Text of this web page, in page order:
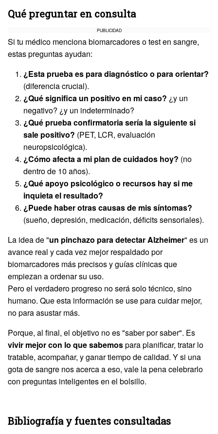
Qué preguntar en consulta
PUBLICIDAD
Si tu médico menciona biomarcadores o test en sangre,
estas preguntas ayudan:
¿Esta prueba es para diagnóstico o para orientar?
(diferencia crucial).
¿Qué significa un positivo en mi caso? ¿y un
negativo? ¿y un indeterminado?
¿Qué prueba confirmatoria sería la siguiente si
sale positivo? (PET, LCR, evaluación
neuropsicológica).
¿Cómo afecta a mi plan de cuidados hoy? (no
dentro de 10 años).
¿Qué apoyo psicológico o recursos hay si me
inquieta el resultado?
¿Puede haber otras causas de mis síntomas?
(sueño, depresión, medicación, déficits sensoriales).
La idea de "un pinchazo para detectar Alzheimer" es un
avance real y cada vez mejor respaldado por
biomarcadores más precisos y guías clínicas que
empiezan a ordenar su uso.
Pero el verdadero progreso no será solo técnico, sino
humano. Que esta información se use para cuidar mejor,
no para asustar más.
Porque, al final, el objetivo no es "saber por saber". Es
vivir mejor con lo que sabemospara planificar, tratar lo
tratable, acompañar, y ganar tiempo de calidad. Y si una
gota de sangre nos acerca a eso, vale la pena celebrarlo
con preguntas inteligentes en el bolsillo.
Bibliografía y fuentes consultadas